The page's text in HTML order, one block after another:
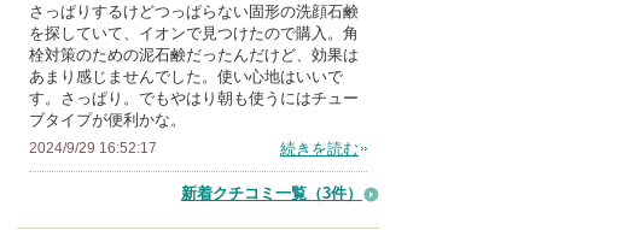
さっぱりするけどつっぱらない固形の洗顔石鹸
を探していて、イオンで見つけたので購入。角
栓対策のための泥石鹸だったんだけど、効果は
あまり感じませんでした。使い心地はいいで
す。さっぱり。でもやはり朝も使うにはチュー
ブタイプが便利かな。
2024/9/29 16:52:17 続きを読む
新着クチコミ一覧 （3件）